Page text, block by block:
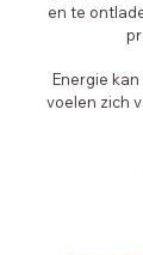
en te
Energie
voelen zich